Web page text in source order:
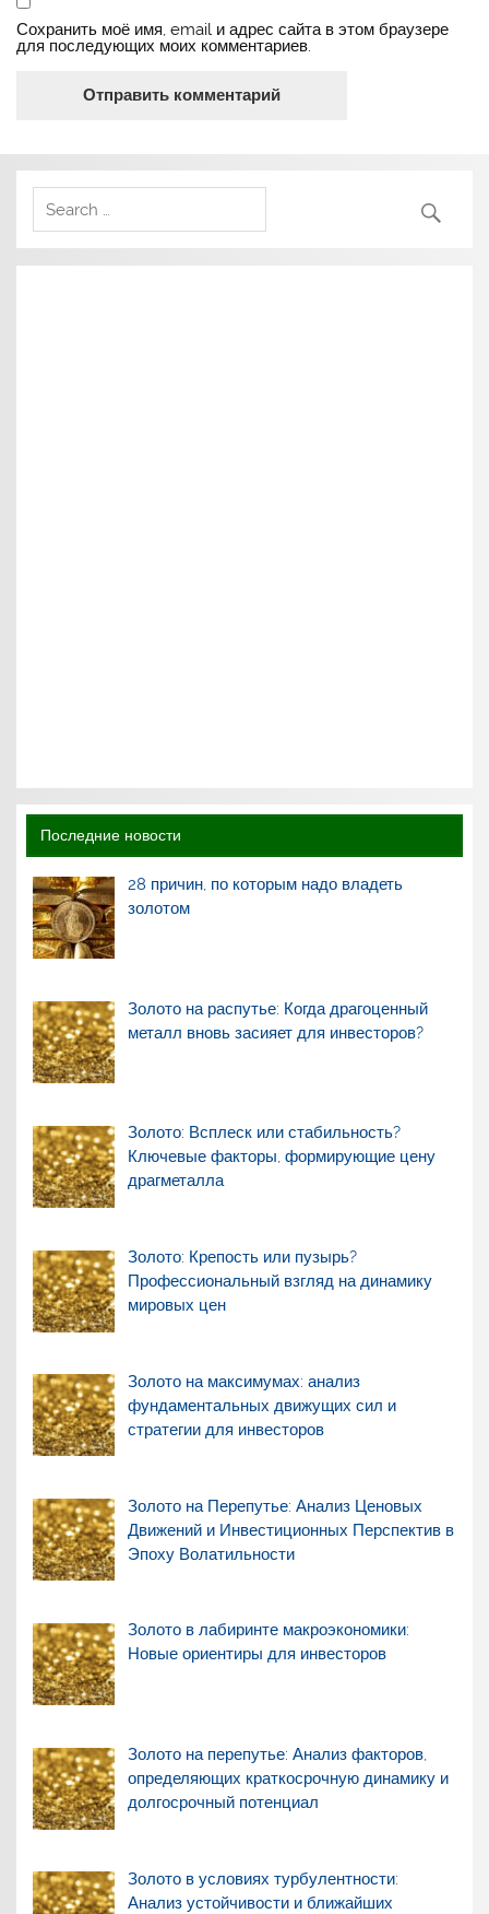
Сохранить моё имя, email и адрес сайта в этом браузере
для последующих моих комментариев.
Последние новости
28 причин, по которым надо владеть
золотом
Золото на распутье: Когда драгоценный
металл вновь засияет для инвесторов?
Золото: Всплеск или стабильность?
Ключевые факторы, формирующие цену
драгметалла
Золото: Крепость или пузырь?
Профессиональный взгляд на динамику
мировых цен
Золото на максимумах: анализ
фундаментальных движущих сил и
стратегии для инвесторов
Золото на Перепутье: Анализ Ценовых
Движений и Инвестиционных Перспектив в
Эпоху Волатильности
Золото в лабиринте макроэкономики:
Новые ориентиры для инвесторов
Золото на перепутье: Анализ факторов,
определяющих краткосрочную динамику и
долгосрочный потенциал
Золото в условиях турбулентности:
Анализ устойчивости и ближайших